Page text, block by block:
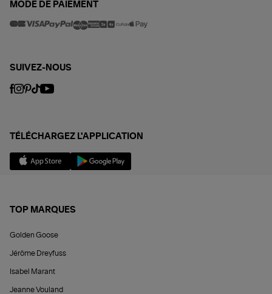
MODE DE PAIEMENT
SUIVEZ-NOUS
TÉLÉCHARGEZ L'APPLICATION
TOP MARQUES
Golden Goose
Jérôme Dreyfuss
Isabel Marant
Jeanne Vouland